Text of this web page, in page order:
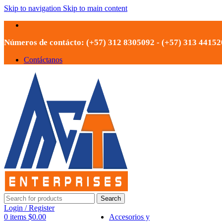
Skip to navigation Skip to main content
Números de contácto: (+57) 312 8305092 - (+57) 313
Contáctanos
Accesorios y
Search
Login / Register
0 items $0.00